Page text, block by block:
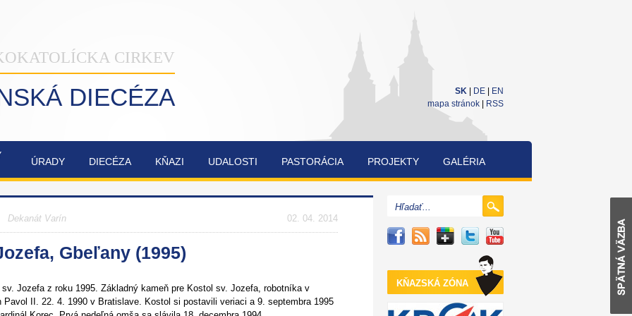
SK DE
EN
mapa stránok
RSS
CIRKEV
DIECÉZA
ÚRADY DIECÉZA KŇAZI UDALOSTI PASTORÁCIA PROJEKTY GALÉRIA
NAŠA
OBNOVA
TROJICE
SYNODA
CUKRÁRENSKÁ
SÚŤAŽ
KŇAZSKÁ ZÓNA
02. 04. 2014
Dekanát Varín
Gbeľany (1995)
Jozefa z roku 1995. Základný kameň pre Kostol sv. Jozefa, robotníka v
II. 22. 4. 1990 v Bratislave. Kostol si postavili veriaci a 9. septembra 1995